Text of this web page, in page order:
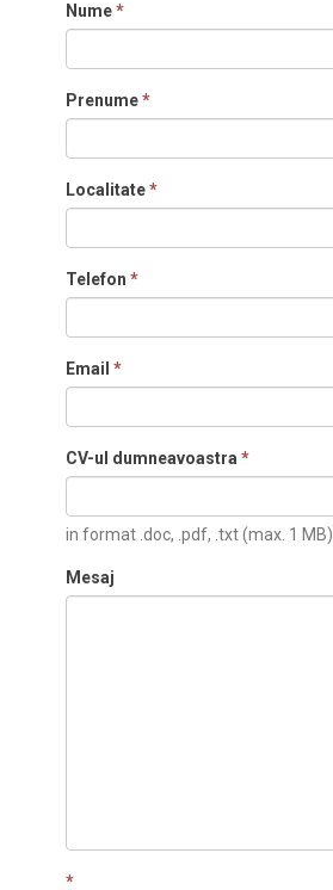
Nume*
Prenume*
Localitate*
Telefon *
Email *
CV-ul dumneavoastra *
in format .doc, .pdf, .txt (max. 1 MB)
Mesaj
*